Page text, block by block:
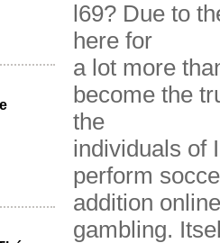
l69? Due to
here for
a lot more
become the
the
individuals of
perform
addition
gambling.